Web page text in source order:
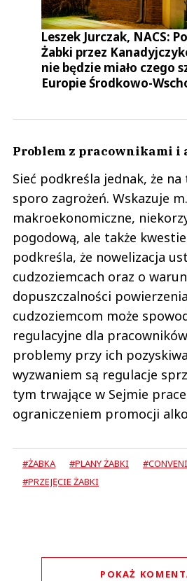
Leszek Jurczak, NACS:
Żabki przez
nie będzie miało czego
Europie Środkowo-
Problem z pracownikami i
Sieć podkreśla jednak, że
sporo zagrożeń. Wskazuje
makroekonomiczne,
pogodową, ale także
podkreśla, że nowelizacja
cudzoziemcach oraz o
dopuszczalności
cudzoziemcom może
regulacyjne dla
problemy przy ich
wyzwaniem są regulacje
tym trwające w Sejmie
ograniczeniem promocji
#ŻABKA #PLANY ŻABKI
#PRZEJĘCIE ŻABKI
POKAŻ